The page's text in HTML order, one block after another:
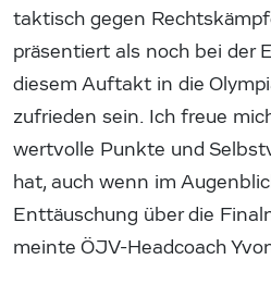
taktisch gegen
präsentiert als noch bei der
diesem Auftakt in die
zufrieden sein. Ich freue
wertvolle Punkte und
hat, auch wenn im
Enttäuschung über die
meinte ÖJV-Headcoach